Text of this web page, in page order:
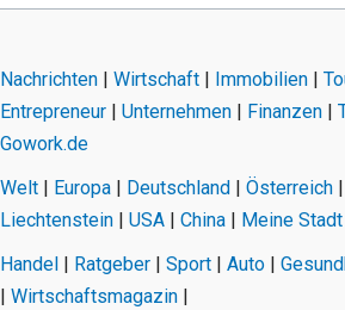
Nachrichten Wirtschaft Immobilien
Entrepreneur
Unternehmen Finanzen
Gowork.de
Welt
Europa Deutschland Österreich
Liechtenstein
USA China Meine Stadt
Handel
Ratgeber Sport Auto
Wirtschaftsmagazin